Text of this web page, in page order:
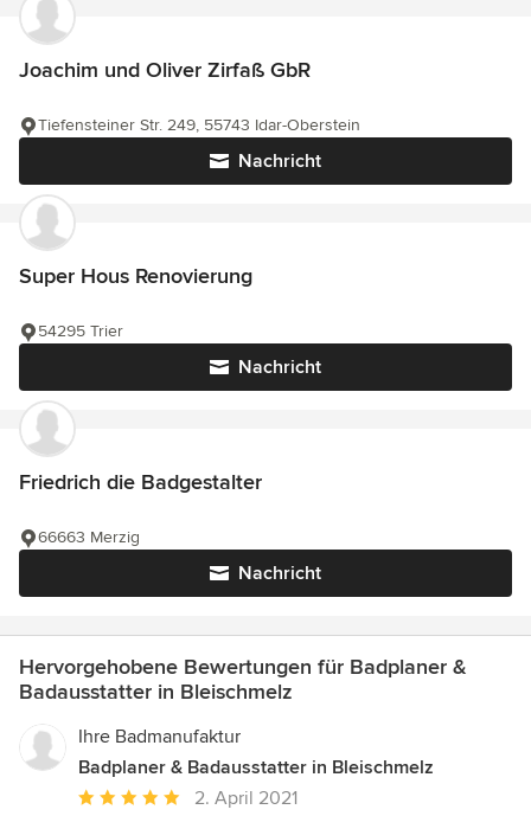
Joachim und Oliver Zirfaß GbR
Nachricht
Tiefensteiner Str. 249, 55743 Idar-Oberstein
Super Hous Renovierung
Nachricht
54295 Trier
Friedrich die Badgestalter
Nachricht
66663 Merzig
Hervorgehobene Bewertungen für Badplaner &
Badausstatter in Bleischmelz
Ihre Badmanufaktur
Badplaner & Badausstatter in Bleischmelz
Durchschnittliche2. April 2021